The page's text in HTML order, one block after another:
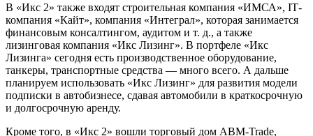
В «Икс 2» также входят строительная компания «ИМСА», IТ-
компания «Кайт», компания «Интеграл», которая занимается
финансовым консалтингом, аудитом и т. д., а также
лизинговая компания «Икс Лизинг». В портфеле «Икс
Лизинга» сегодня есть производственное оборудование,
танкеры, транспортные средства — много всего. А дальше
планируем использовать «Икс Лизинг» для развития модели
подписки в автобизнесе, сдавая автомобили в краткосрочную
и долгосрочную аренду.
Кроме того, в «Икс 2» вошли торговый дом ABM-Trade,